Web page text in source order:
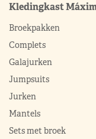
Kledingkast
Broekpakken
Complets
Galajurken
Jumpsuits
Jurken
Mantels
Sets met broek